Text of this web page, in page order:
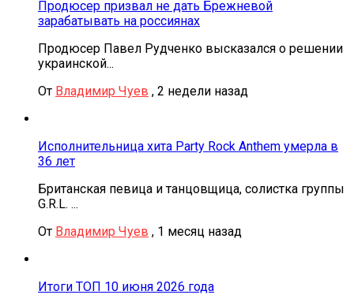
Продюсер призвал не дать Брежневой
зарабатывать на россиянах
Продюсер Павел Рудченко высказался о решении
украинской...
От Владимир Чуев , 2 недели назад
Исполнительница хита Party Rock Anthem умерла в
36 лет
Британская певица и танцовщица, солистка группы
G.R.L. ...
От Владимир Чуев , 1 месяц назад
Итоги ТОП 10 июня 2026 года